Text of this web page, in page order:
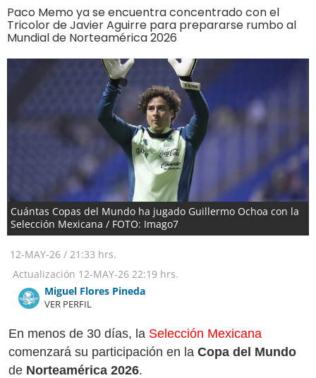
Paco Memo ya se encuentra concentrado con el
Tricolor de Javier Aguirre para prepararse rumbo al
Mundial de Norteamérica 2026
Cuántas Copas del Mundo ha jugado Guillermo Ochoa con la
Selección Mexicana / FOTO: Imago7
12-MAY-26 / 21:33 hrs.
Actualización 12-MAY-26 22:19 hrs.
Miguel Flores Pineda
VER PERFIL
En menos de 30 días, la Selección Mexicana
comenzará su participación en la Copa del Mundo
de Norteamérica 2026.